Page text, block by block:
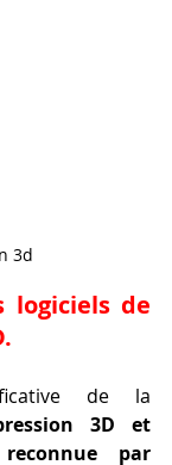
3d
logiciels de
3D et
par